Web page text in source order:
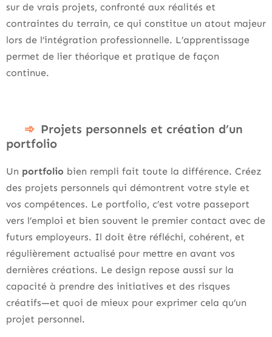
sur de vrais projets, confronté aux réalités et
contraintes du terrain, ce qui constitue un atout majeur
lors de l’intégration professionnelle. L’apprentissage
permet de lier théorique et pratique de façon
continue.
Projets personnels et création d’un
portfolio
Un portfolio bien rempli fait toute la différence. Créez
des projets personnels qui démontrent votre style et
vos compétences. Le portfolio, c’est votre passeport
vers l’emploi et bien souvent le premier contact avec de
futurs employeurs. Il doit être réfléchi, cohérent, et
régulièrement actualisé pour mettre en avant vos
dernières créations. Le design repose aussi sur la
capacité à prendre des initiatives et des risques
créatifs—et quoi de mieux pour exprimer cela qu’un
projet personnel.